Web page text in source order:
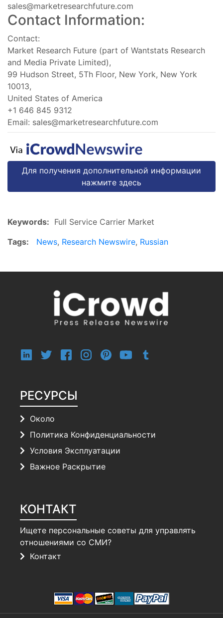
sales@marketresearchfuture.com
Contact Information:
Contact:
Market Research Future (part of Wantstats Research
and Media Private Limited),
99 Hudson Street, 5Th Floor, New York, New York
10013,
United States of America
+1 646 845 9312
Email: sales@marketresearchfuture.com
Для получения дополнительной информации
нажмите здесь
Keywords: Full Service Carrier Market
Tags:
News, Research Newswire, Russian
РЕСУРСЫ
Около
Политика Конфиденциальности
Условия Эксплуатации
Важное Раскрытие
КОНТАКТ
Ищете персональные советы для управлять
отношениями со СМИ?
Контакт